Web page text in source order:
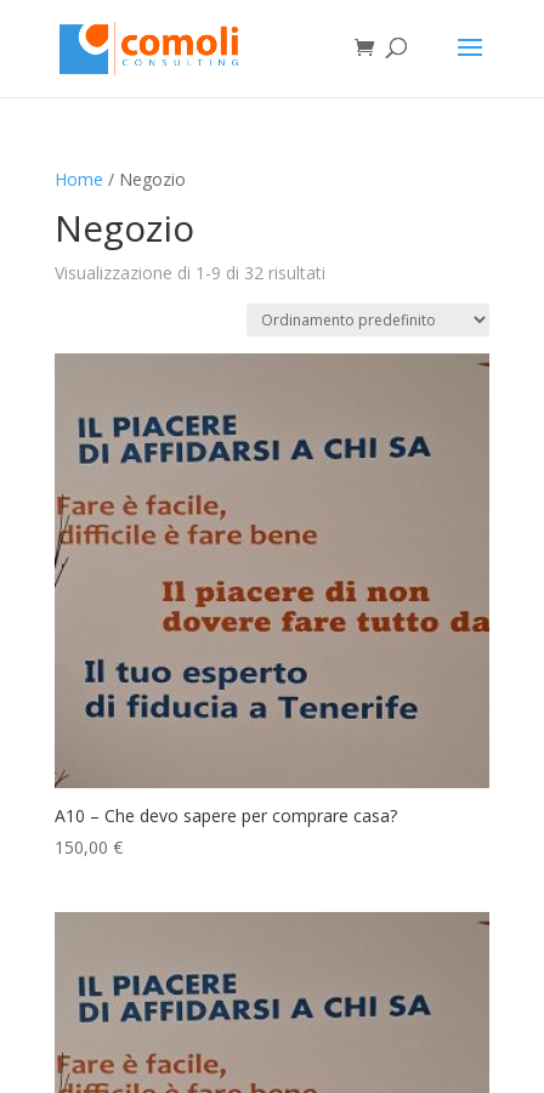
Home / Negozio
Negozio
Visualizzazione di 1-9 di 32 risultati
A10 – Che devo sapere per comprare casa?
150,00 €